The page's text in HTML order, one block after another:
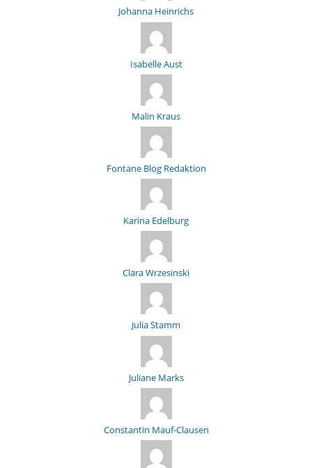
Johanna Heinrichs
Isabelle Aust
Malin Kraus
Fontane Blog Redaktion
Karina Edelburg
Clara Wrzesinski
Julia Stamm
Juliane Marks
Constantin Mauf-Clausen